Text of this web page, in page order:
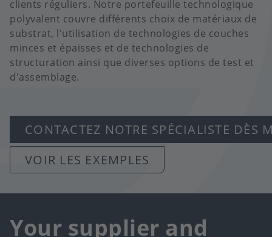
clients réguliers. Notre portefeuille technologique
polyvalent couvre différents choix de matériaux de
substrat, l'utilisation de technologies de couches
minces et épaisses et de technologies de
structuration ainsi que diverses options de test et
d'assemblage.
CONTACTEZ NOTRE SPÉCIALISTE DÈS
VOIR LES EXEMPLES
Your supplier and